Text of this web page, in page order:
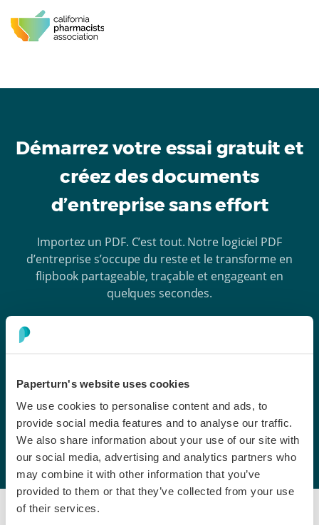
Paperturn's website uses cookies
We use cookies to personalise content and ads, to
provide social media features and to analyse our traffic.
We also share information about your use of our site with
our social media, advertising and analytics partners who
may combine it with other information that you’ve
provided to them or that they’ve collected from your use
of their services.
Démarrez votre essai gratuit et
créez des documents
d’entreprise sans effort
Importez un PDF. C’est tout. Notre logiciel PDF
d’entreprise s’occupe du reste et le transforme en
flipbook partageable, traçable et engageant en
quelques secondes.